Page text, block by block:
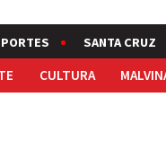
SANTA CRUZ
CULTURA